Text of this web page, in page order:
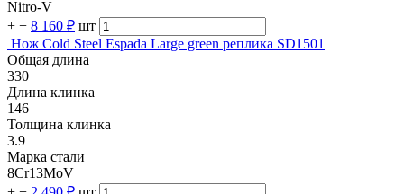
Nitro-V
+ − 8 160 ₽ шт
Нож Cold Steel Espada Large green реплика SD1501
Общая длина
330
Длина клинка
146
Толщина клинка
3.9
Марка стали
8Cr13MoV